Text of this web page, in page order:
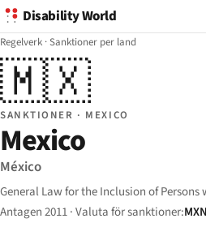
Disability World
Regelverk ·Sanktioner per land
🇲🇽
SANKTIONER · MEXICO
Mexico
México
General Law for the Inclusion of Persons
Antagen 2011 · Valuta för sanktioner:MXN